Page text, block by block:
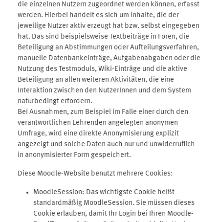
die einzelnen Nutzern zugeordnet werden können, erfasst
werden. Hierbei handelt es sich um Inhalte, die der
jeweilige Nutzer aktiv erzeugt hat bzw. selbst eingegeben
hat. Das sind beispielsweise Textbeiträge in Foren, die
Beteiligung an Abstimmungen oder Aufteilungsverfahren,
manuelle Datenbankeinträge, Aufgabenabgaben oder die
Nutzung des Testmoduls, Wiki-Einträge und die aktive
Beteiligung an allen weiteren Aktivitäten, die eine
Interaktion zwischen den NutzerInnen und dem System
naturbedingt erfordern.
Bei Ausnahmen, zum Beispiel im Falle einer durch den
verantwortlichen Lehrenden angelegten anonymen
Umfrage, wird eine direkte Anonymisierung explizit
angezeigt und solche Daten auch nur und unwiderruflich
in anonymisierter Form gespeichert.
Diese Moodle-Website benutzt mehrere Cookies:
MoodleSession: Das wichtigste Cookie heißt
standardmäßig MoodleSession. Sie müssen dieses
Cookie erlauben, damit Ihr Login bei Ihren Moodle-